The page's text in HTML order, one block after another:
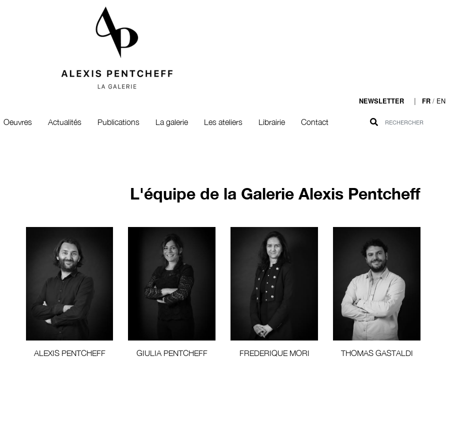
NEWSLETTER | FR / EN
Oeuvres Actualités Publications La galerie Les ateliers Librairie Contact
L'équipe de la Galerie Alexis Pentcheff
ALEXIS PENTCHEFF GIULIA PENTCHEFF FREDERIQUE MORI THOMAS GASTALDI